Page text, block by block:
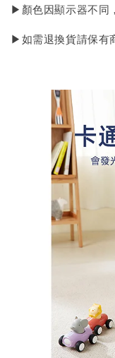
▶顏色因顯示器不同
▶如需退換貨請保有